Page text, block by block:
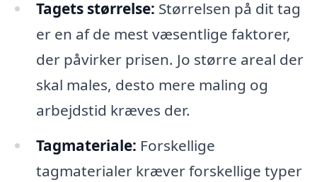
Tagets størrelse: Størrelsen på dit tag
er en af de mest væsentlige faktorer,
der påvirker prisen. Jo større areal der
skal males, desto mere maling og
arbejdstid kræves der.
Tagmateriale: Forskellige
tagmaterialer kræver forskellige typer